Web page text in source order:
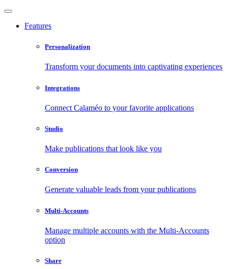
Features
Personalization
Transform your documents into captivating experiences
Integrations
Connect Calaméo to your favorite applications
Studio
Make publications that look like you
Conversion
Generate valuable leads from your publications
Multi-Accounts
Manage multiple accounts with the Multi-Accounts
option
Share